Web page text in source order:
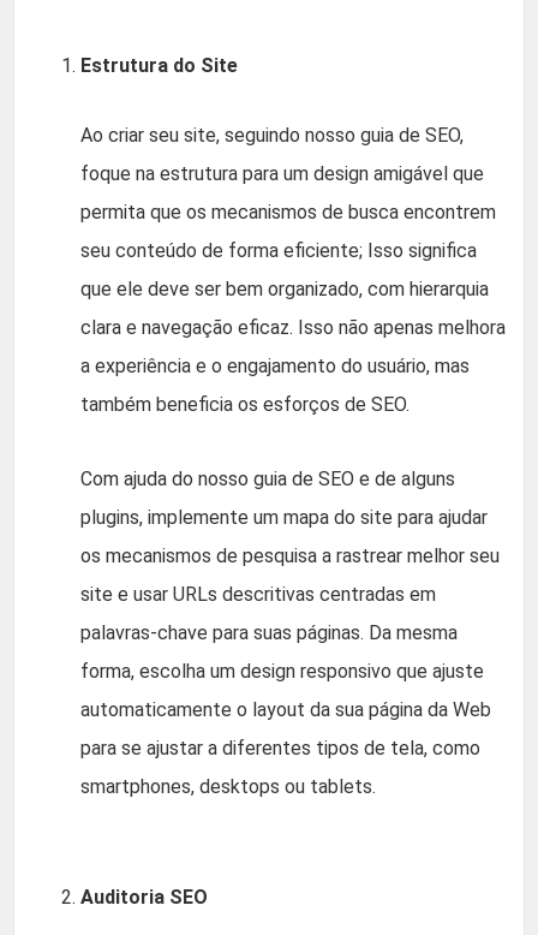
Estrutura do Site
Ao criar seu site, seguindo nosso guia de SEO,
foque na estrutura para um design amigável que
permita que os mecanismos de busca encontrem
seu conteúdo de forma eficiente; Isso significa
que ele deve ser bem organizado, com hierarquia
clara e navegação eficaz. Isso não apenas melhora
a experiência e o engajamento do usuário, mas
também beneficia os esforços de SEO.
Com ajuda do nosso guia de SEO e de alguns
plugins, implemente um mapa do site para ajudar
os mecanismos de pesquisa a rastrear melhor seu
site e usar URLs descritivas centradas em
palavras-chave para suas páginas. Da mesma
forma, escolha um design responsivo que ajuste
automaticamente o layout da sua página da Web
para se ajustar a diferentes tipos de tela, como
smartphones, desktops ou tablets.
Auditoria SEO